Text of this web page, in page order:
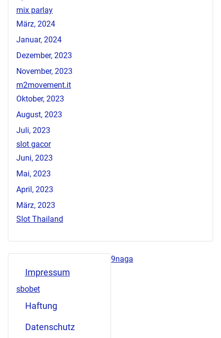
mix parlay
März, 2024
Januar, 2024
Dezember, 2023
November, 2023
m2movement.it
Oktober, 2023
August, 2023
Juli, 2023
slot gacor
Juni, 2023
Mai, 2023
April, 2023
März, 2023
Slot Thailand
Impressum
sbobet
Haftung
Datenschutz
9naga